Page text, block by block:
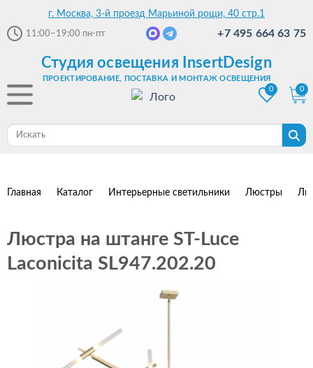
г. Москва, 3-й проезд Марьиной рощи, 40 стр.1
11:00–19:00 пн-пт +7 495 664 63 75
Студия освещения InsertDesign
ПРОЕКТИРОВАНИЕ, ПОСТАВКА И МОНТАЖ ОСВЕЩЕНИЯ
0
0
Главная Каталог Интерьерные светильники Люстры
Люстра на штанге ST-Luce
Laconicita SL947.202.20